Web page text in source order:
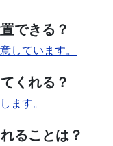
できる？
しています。
くれる？
ます。
ることは？